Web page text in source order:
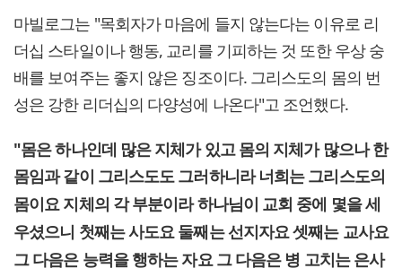
마빌로그는 "목회자가 마음에 들지 않는다는 이유로 리
더십 스타일이나 행동, 교리를 기피하는 것 또한 우상 숭
배를 보여주는 좋지 않은 징조이다. 그리스도의 몸의 번
성은 강한 리더십의 다양성에 나온다"고 조언했다.
"몸은 하나인데 많은 지체가 있고 몸의 지체가 많으나 한
몸임과 같이 그리스도도 그러하니라 너희는 그리스도의
몸이요 지체의 각 부분이라 하나님이 교회 중에 몇을 세
우셨으니 첫째는 사도요 둘째는 선지자요 셋째는 교사요
그 다음은 능력을 행하는 자요 그 다음은 병 고치는 은사